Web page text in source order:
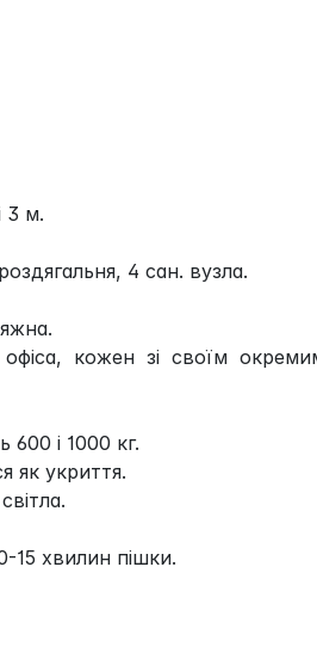
3 м.
4 сан. вузла.
кожен зі своїм
і 1000 кг.
як укриття.
15 хвилин пішки.